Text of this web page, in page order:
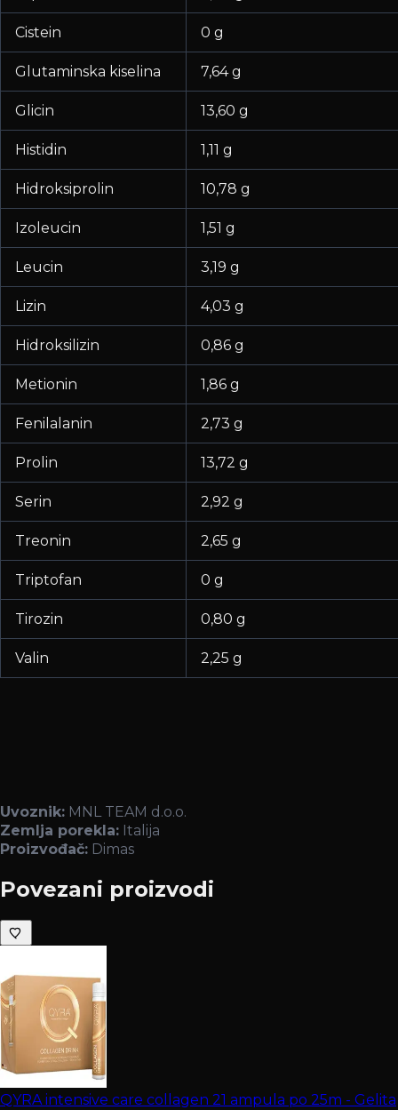
Cistein 0 g
Glutaminska kiselina 7,64 g
Glicin 13,60 g
Histidin 1,11 g
Hidroksiprolin 10,78 g
Izoleucin 1,51 g
Leucin 3,19 g
Lizin 4,03 g
Hidroksilizin 0,86 g
Metionin 1,86 g
Fenilalanin 2,73 g
Prolin 13,72 g
Serin 2,92 g
Treonin 2,65 g
Triptofan 0 g
Tirozin 0,80 g
Valin 2,25 g
Uvoznik: MNL TEAM d.o.o.
Zemlja porekla: Italija
Proizvođač: Dimas
Povezani proizvodi
QYRA intensive care collagen 21 ampula po 25m - Gelita